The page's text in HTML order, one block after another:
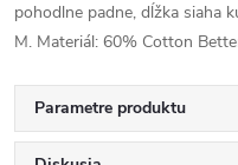
pohodlne padne, dĺžka siaha
M. Materiál: 60% Cotton
Parametre produktu